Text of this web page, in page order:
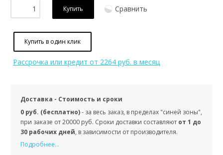
Купить Сравнить
Купить в один клик
Рассрочка или кредит от 2264 руб. в месяц
Доставка - Стоимость и сроки
0 руб. (бесплатно)- за весь заказ, в пределах "синей зоны",
при заказе от 20000 руб. Сроки доставки составляют от 1 до
30 рабочих дней, в зависимости от производителя.
Подробнее...